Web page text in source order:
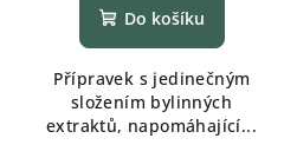
Do košíku
Přípravek s jedinečným
složením bylinných
extraktů, napomáhající...